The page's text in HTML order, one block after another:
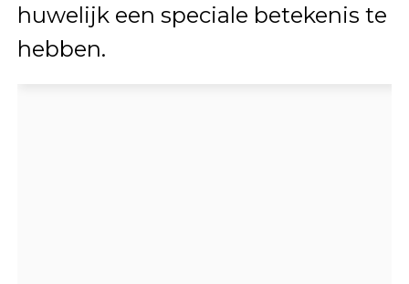
huwelijk een speciale betekenis te
hebben.